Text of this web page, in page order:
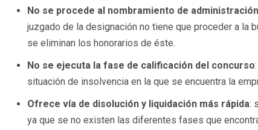
No se procede al nombramiento de
juzgado de la designación no tiene que proceder a la
se eliminan los honorarios de éste.
No se ejecuta la fase de calificación del concurso
situación de insolvencia en la que se encuentra la
Ofrece vía de disolución y liquidación más rápida:
ya que se no existen las diferentes fases que